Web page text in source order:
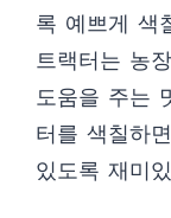
록 예쁘게 색
트랙터는 농
도움을 주는
터를 색칠하
있도록 재미